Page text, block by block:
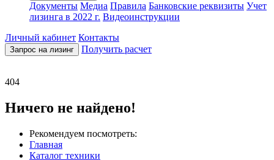
Документы Медиа Правила Банковские реквизиты Учет
лизинга в 2022 г. Видеоинструкции
Личный кабинет Контакты
Запрос на лизинг Получить расчет
404
Ничего не найдено!
Рекомендуем посмотреть:
Главная
Каталог техники